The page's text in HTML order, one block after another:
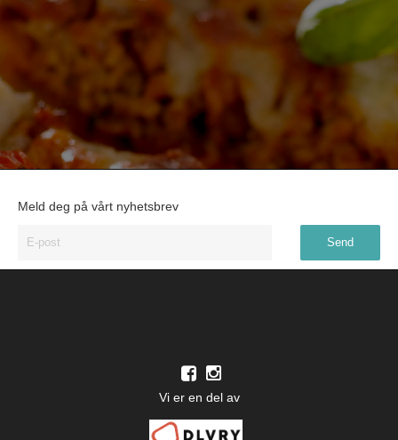
Meld deg på vårt nyhetsbrev
Vi er en del av